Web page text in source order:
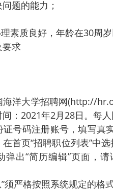
题的能力；
素质良好，年龄在30周
要求
海洋大学招聘网(http://
：2021年2月28日。每人
证号码注册账号，填写真
首页“招聘职位列表”中
弹出“简历编辑”页面，
”须严格按照系统规定的格